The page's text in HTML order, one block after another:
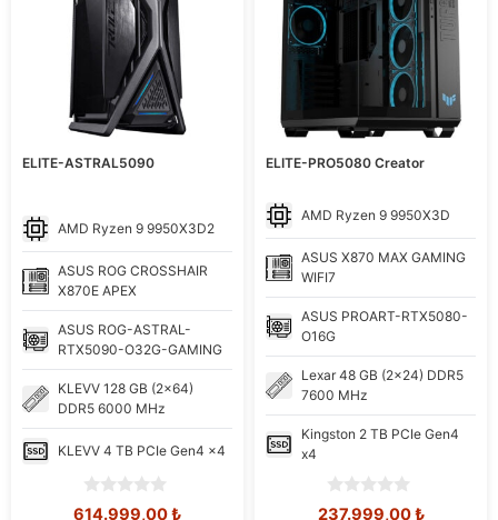
ELITE-ASTRAL5090
AMD Ryzen 9 9950X3D2
ASUS ROG CROSSHAIR
X870E APEX
ASUS ROG-ASTRAL-
RTX5090-O32G-GAMING
KLEVV 128 GB (2x64)
DDR5 6000 MHz
KLEVV 4 TB PCIe Gen4 x4
0
Orijinal
614.999,00₺Şu
ELITE-PRO5080 Creator
AMD Ryzen 9 9950X3D
ASUS X870 MAX GAMING
WIFI7
ASUS PROART-RTX5080-
O16G
Lexar 48 GB (2x24) DDR5
7600 MHz
Kingston 2 TB PCIe Gen4
x4
0
Orijinal
237.999,00₺Şu